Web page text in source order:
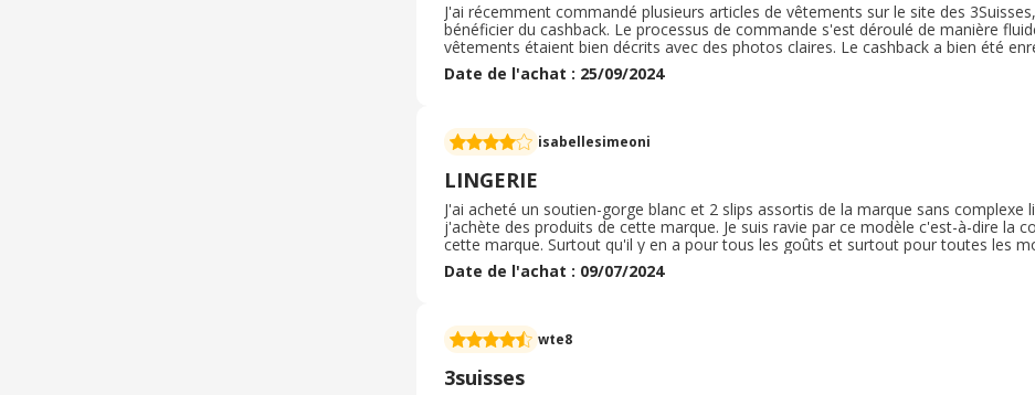
J'ai récemment commandé plusieurs articles de vêtements sur le site des
bénéficier du cashback. Le processus de commande s'est déroulé de manière
vêtements étaient bien décrits avec des photos claires. Le cashback a bien été
commande, ce qui est un vrai plus. Concernant la livraison, celle-ci était annoncée
mon colis en 6 jours, dans les délais prévus. L'emballage était correct, chaque
Pour cet achat, j'ai récupéré un pourcentage intéressant sur le montant total de
d'achat encore plus satisfaisante. C'est un excellent moyen d'acheter des
chaque commande. Globalement, mon expérience avec les 3Suisses via Ebuy
passée sans souci, la livraison a respecté les délais, et j'ai été satisfait de la
réalisées grâce au cashback sont un avantage non négligeable, que je
ligne !
Date de l'achat : 25/09/2024
isabellesimeoni
LINGERIE
J'ai acheté un soutien-gorge blanc et 2 slips assortis de la marque sans complexe
j'achète des produits de cette marque. Je suis ravie par ce modèle c'est-à-dire la
cette marque. Surtout qu'il y en a pour tous les goûts et surtout pour toutes les
trouver de la lingerie de maintien pour les fortes poitrines qui soit élégante. Je
été rapide
Date de l'achat : 09/07/2024
wte8
3suisses